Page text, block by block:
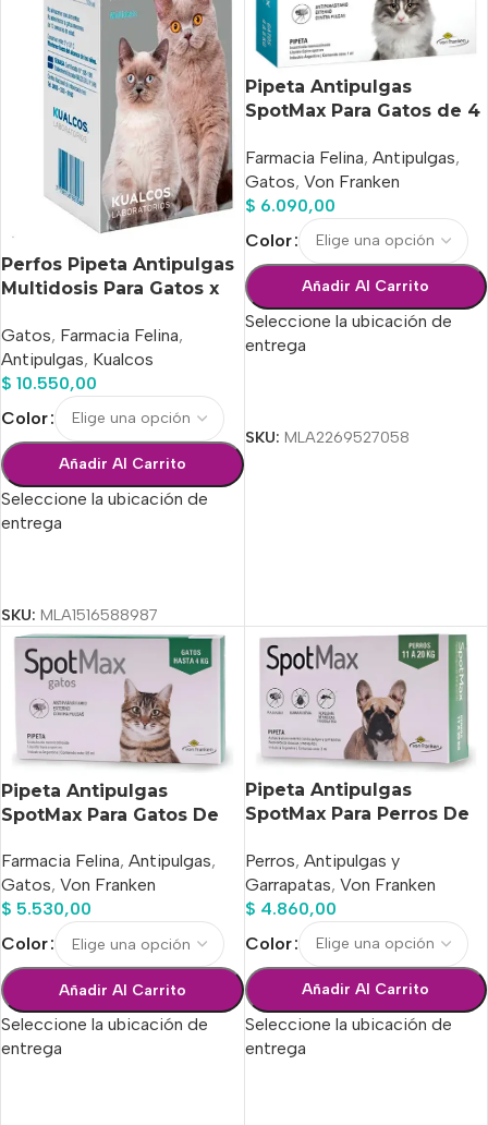
Perfos Pipeta Antipulgas
Multidosis Para Gatos x
Gatos, Farmacia Felina,
Antipulgas, Kualcos
$ 10.550,00
Color
Añadir Al Carrito
Seleccione la ubicación de
entrega
SKU: MLA1516588987
Pipeta Antipulgas
SpotMax Para Gatos de 4
Farmacia Felina, Antipulgas,
Gatos, Von Franken
$ 6.090,00
Color
Añadir Al Carrito
Seleccione la ubicación de
entrega
SKU: MLA2269527058
Pipeta Antipulgas
SpotMax Para Gatos De
Farmacia Felina, Antipulgas,
Gatos, Von Franken
$ 5.530,00
Color
Añadir Al Carrito
Seleccione la ubicación de
entrega
Pipeta Antipulgas
SpotMax Para Perros De
Perros, Antipulgas y
Garrapatas, Von Franken
$ 4.860,00
Color
Añadir Al Carrito
Seleccione la ubicación de
entrega